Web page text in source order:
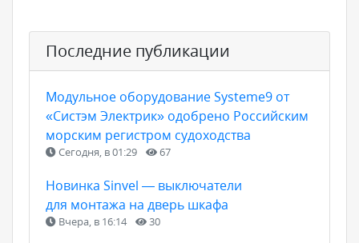
Последние публикации
Модульное оборудование Systeme9 от
«Систэм Электрик» одобрено Российским
морским регистром судоходства
Сегодня, в 01:29 67
Новинка Sinvel — выключатели
для монтажа на дверь шкафа
Вчера, в 16:14 30